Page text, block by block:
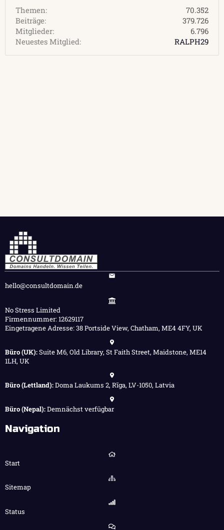
Themen
70.352
Beiträge
379.726
Mitglieder
6.796
Neuestes Mitglied
RALPH29
hello@consultdomain.de
No Stress Limited
Firmennummer: 12629117
Eingetragene Adresse: 38 Portside View, Chatham, ME4 4FY, UK
Büro (UK):Suite M6, Old Library, St Faith Street, Maidstone, ME14
1LH, UK
Büro (Lettland):Doma Laukums 2, Rīga, LV-1050, Latvia
Büro (Nepal):Demnächst verfügbar
Navigation
Start
Sitemap
Status